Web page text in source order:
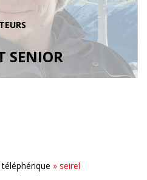
SENIOR
téléphérique » seirel